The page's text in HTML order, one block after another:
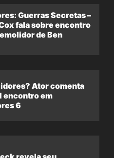
Guerras Secretas –
fala sobre encontro
de Ben
Ator comenta
encontro em
6